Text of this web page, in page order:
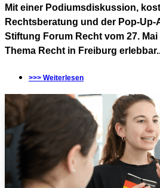
Mit einer Podiumsdiskussion,
Rechtsberatung und der Pop-
Stiftung Forum Recht vom 27.
Thema Recht in Freiburg
>>> Weiterlesen